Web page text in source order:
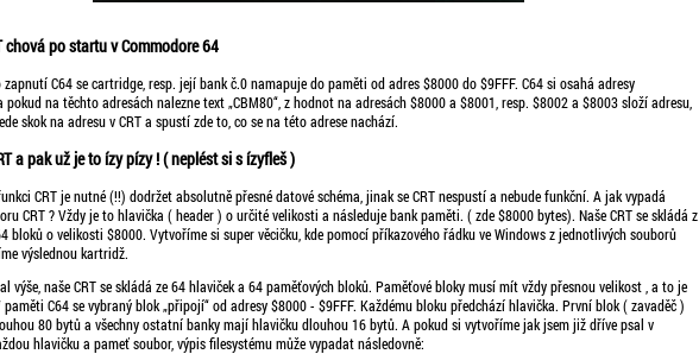
chová po startu v Commodore 64
zapnutí C64 se cartridge, resp. její bank č.0 namapuje do paměti od adres $8000 do $9FFF. C64 si osahá adresy
na těchto adresách nalezne text „CBM80“, z hodnot na adresách $8000 a $8001, resp. $8002 a $8003 složí adresu,
skok na adresu v CRT a spustí zde to, co se na této adrese nachází.
a pak už je to ízy pízy ! ( neplést si s ízyfleš )
CRT je nutné (!!) dodržet absolutně přesné datové schéma, jinak se CRT nespustí a nebude funkční. A jak vypadá
CRT ? Vždy je to hlavička ( header ) o určité velikosti a následuje bank paměti. ( zde $8000 bytes). Naše CRT se skládá z
bloků o velikosti $8000. Vytvoříme si super věcičku, kde pomocí příkazového řádku ve Windows z jednotlivých souborů
výslednou kartridž.
výše, naše CRT se skládá ze 64 hlaviček a 64 paměťových bloků. Paměťové bloky musí mít vždy přesnou velikost , a to je
C64 se vybraný blok „připojí“ od adresy $8000 - $9FFF. Každému bloku předchází hlavička. První blok ( zavaděč )
80 bytů a všechny ostatní banky mají hlavičku dlouhou 16 bytů. A pokud si vytvoříme jak jsem již dříve psal v
hlavičku a pameť soubor, výpis filesystému může vypadat následovně: